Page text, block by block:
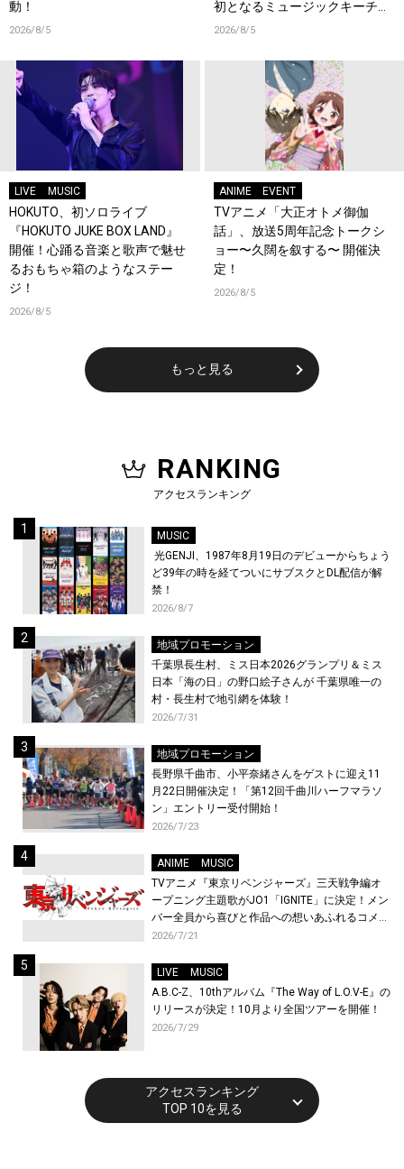
動！
2026/8/5
初となるミュージックキーチェ
ーンが登場！
2026/8/5
LIVE MUSIC
HOKUTO、初ソロライブ
『HOKUTO JUKE BOX LAND』
開催！心踊る音楽と歌声で魅せ
るおもちゃ箱のようなステー
ジ！
2026/8/5
ANIME EVENT
TVアニメ「大正オトメ御伽
話」、放送5周年記念トークシ
ョー〜久闊を叙する〜 開催決
定！
2026/8/5
もっと見る
RANKING
アクセスランキング
MUSIC
光GENJI、1987年8月19日のデビューからちょう
ど39年の時を経てついにサブスクとDL配信が解
禁！
2026/8/7
地域プロモーション
千葉県長生村、ミス日本2026グランプリ＆ミス
日本「海の日」の野口絵子さんが 千葉県唯一の
村・長生村で地引網を体験！
2026/7/31
地域プロモーション
長野県千曲市、小平奈緒さんをゲストに迎え11
月22日開催決定！「第12回千曲川ハーフマラソ
ン」エントリー受付開始！
2026/7/23
ANIME
MUSIC
TVアニメ『東京リベンジャーズ』三天戦争編オ
ープニング主題歌がJO1「IGNITE」に決定！メン
バー全員から喜びと作品への想いあふれるコメン
トが到着！9月に東京・大阪で先行上映会を開
2026/7/21
LIVE
MUSIC
A.B.C-Z、10thアルバム『The Way of L.O.V-E』の
リリースが決定！10月より全国ツアーを開催！
2026/7/29
アクセスランキング
TOP 10を見る